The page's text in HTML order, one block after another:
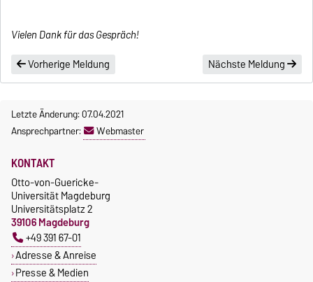
Vielen Dank für das Gespräch!
Vorherige Meldung
Nächste Meldung
Letzte Änderung: 07.04.2021
Ansprechpartner:
Webmaster
KONTAKT
Otto-von-Guericke-
Universität Magdeburg
Universitätsplatz 2
39106 Magdeburg
+49 391 67-01
Adresse & Anreise
Presse & Medien